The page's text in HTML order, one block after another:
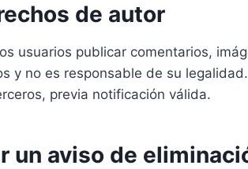
de autor
usuarios publicar comentarios,
y no es responsable de su
previa notificación válida.
un aviso de